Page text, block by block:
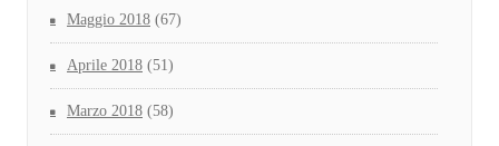
Maggio 2018 (67)
Aprile 2018 (51)
Marzo 2018 (58)